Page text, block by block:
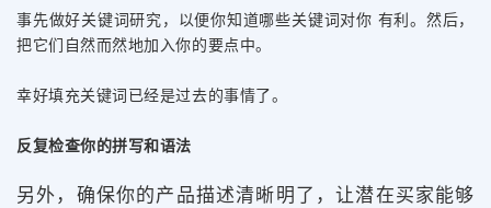
事先做好关键词研究，以便你知道哪些关键词对你 有利。然后，
把它们自然而然地加入你的要点中。
幸好填充关键词已经是过去的事情了。
反复检查你的拼写和语法
另外，确保你的产品描述清晰明了，让潜在买家能够